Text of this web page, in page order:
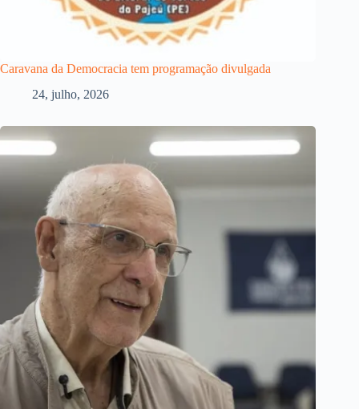
Caravana da Democracia tem programação divulgada
24, julho, 2026